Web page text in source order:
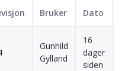
Bruker Dato
Gunhild
Gylland
16
dager
siden